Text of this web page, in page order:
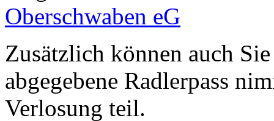
Oberschwaben eG
Zusätzlich können auch
abgegebene Radlerpass
Verlosung teil.